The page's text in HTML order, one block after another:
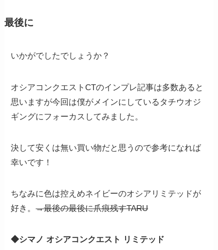
最後に
いかがでしたでしょうか？
オシアコンクエストCTのインプレ記事は多数あると
思いますが今回は僕がメインにしているタチウオジ
ギングにフォーカスしてみました。
決して安くは無い買い物だと思うので参考になれば
幸いです！
ちなみに色は控えめネイビーのオシアリミテッドが
好き。→最後の最後に爪痕残すTARU
◆シマノ オシアコンクエスト リミテッド